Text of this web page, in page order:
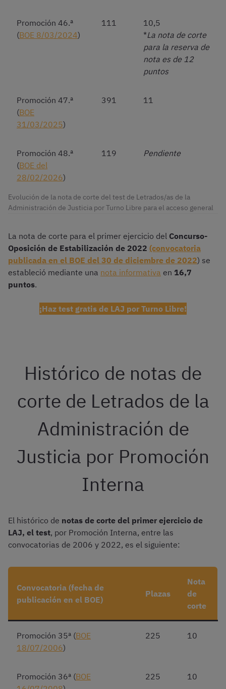
Promoción 46.ª
(BOE 8/03/2024)
111
10,5
*La nota de corte
para la reserva de
nota es de 12
puntos
Promoción 47.ª
(BOE
31/03/2025)
391 11
Promoción 48.ª
(BOE del
28/02/2026)
119 Pendiente
Evolución de la nota de corte del test de Letrados/as de la
Administración de Justicia por Turno Libre para el acceso general
La nota de corte para el primer ejercicio del Concurso-
Oposición de Estabilización de 2022 (convocatoria
publicada en el BOE del 30 de diciembre de 2022) se
estableció mediante una nota informativa en 16,7
puntos.
¡Haz test gratis de LAJ por Turno Libre!
Histórico de notas de
corte de Letrados de la
Administración de
Justicia por Promoción
Interna
El histórico de notas de corte del primer ejercicio de
LAJ, el test, por Promoción Interna, entre las
convocatorias de 2006 y 2022, es el siguiente:
Convocatoria (fecha de
publicación en el BOE)
Plazas
Nota
de
corte
Promoción 35ª (BOE
18/07/2006)
225 10
Promoción 36ª (BOE
225 10